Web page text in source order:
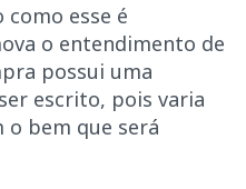
esse é
o entendimento de
possui uma
escrito, pois varia
bem que será